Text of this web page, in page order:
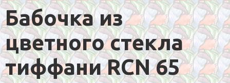
Бабочка из
цветного стекла
тиффани RCN 65